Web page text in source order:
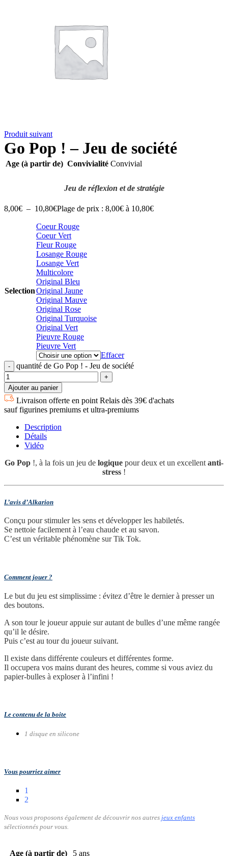
Produit suivant
Go Pop ! – Jeu de société
Age (à partir de) Convivialité Convivial
Jeu de réflexion et de stratégie
8,00€ – 10,80€Plage de prix : 8,00€ à 10,80€
Selection
Coeur Rouge
Coeur Vert
Fleur Rouge
Losange Rouge
Losange Vert
Multicolore
Original Bleu
Original Jaune
Original Mauve
Original Rose
Original Turquoise
Original Vert
Pieuvre Rouge
Pieuvre Vert
Effacer
quantité de Go Pop ! - Jeu de société
Ajouter au panier
Livraison offerte en point Relais dès 39€ d'achats
sauf figurines premiums et ultra-premiums
Description
Détails
Vidéo
Go Pop !, à la fois un jeu de logique pour deux et un excellent anti-
stress !
L’avis d’Alkarion
Conçu pour stimuler les sens et développer les habiletés.
Se nettoie facilement à l’eau chaude et au savon.
C’est un véritable phénomène sur Tik Tok.
Comment jouer ?
Le but du jeu est simplissime : évitez d’être le dernier à presser un
des boutons.
A son tour le joueur appuie sur autant de bulles d’une même rangée
qu’il le désire.
Puis c’est au tour du joueur suivant.
Il existe dans différente couleurs et différentes forme.
Il occupera vos mains durant des heures, comme si vous aviez du
papier-bulles à exploser à l’infini !
Le contenu de la boite
1 disque en silicone
Vous pourriez aimer
1
2
Nous vous proposons également de découvrir nos autres jeux enfants
sélectionnés pour vous.
Age (à partir de) 5 ans